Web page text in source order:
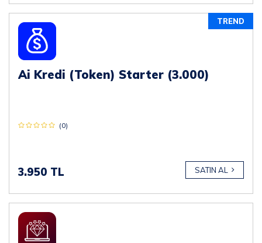
Ai Kredi (Token) Starter (3.000)
(0)
3.950 TL SATIN AL
TREND